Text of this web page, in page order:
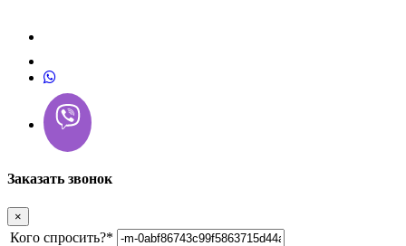
Заказать звонок
×
Кого спросить?*